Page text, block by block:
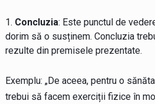
Concluzia: Este punctul de
dorim să o susținem. Concluzia
rezulte din premisele prezentate.
Exemplu: „De aceea, pentru o
trebui să facem exerciții fizice în